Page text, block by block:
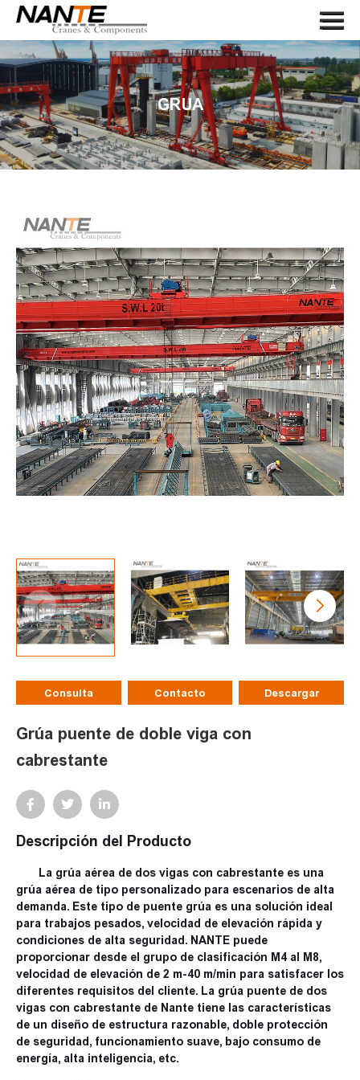
HOME
SOBRE NOSOTROS
GRUA
COMPONENTE DE GRÚA
NOTICIAS
CONTÁCTENOS
LANGUAGE
SEARCH
GRUA
Consulta Contacto Descargar
Grúa puente de doble viga con
cabrestante
Descripción del Producto
La grúa aérea de dos vigas con cabrestante es una
grúa aérea de tipo personalizado para escenarios de alta
demanda. Este tipo de puente grúa es una solución ideal
para trabajos pesados, velocidad de elevación rápida y
condiciones de alta seguridad. NANTE puede
proporcionar desde el grupo de clasificación M4 al M8,
velocidad de elevación de 2 m-40 m/min para satisfacer los
diferentes requisitos del cliente. La grúa puente de dos
vigas con cabrestante de Nante tiene las características
de un diseño de estructura razonable, doble protección
de seguridad, funcionamiento suave, bajo consumo de
energía, alta inteligencia, etc.